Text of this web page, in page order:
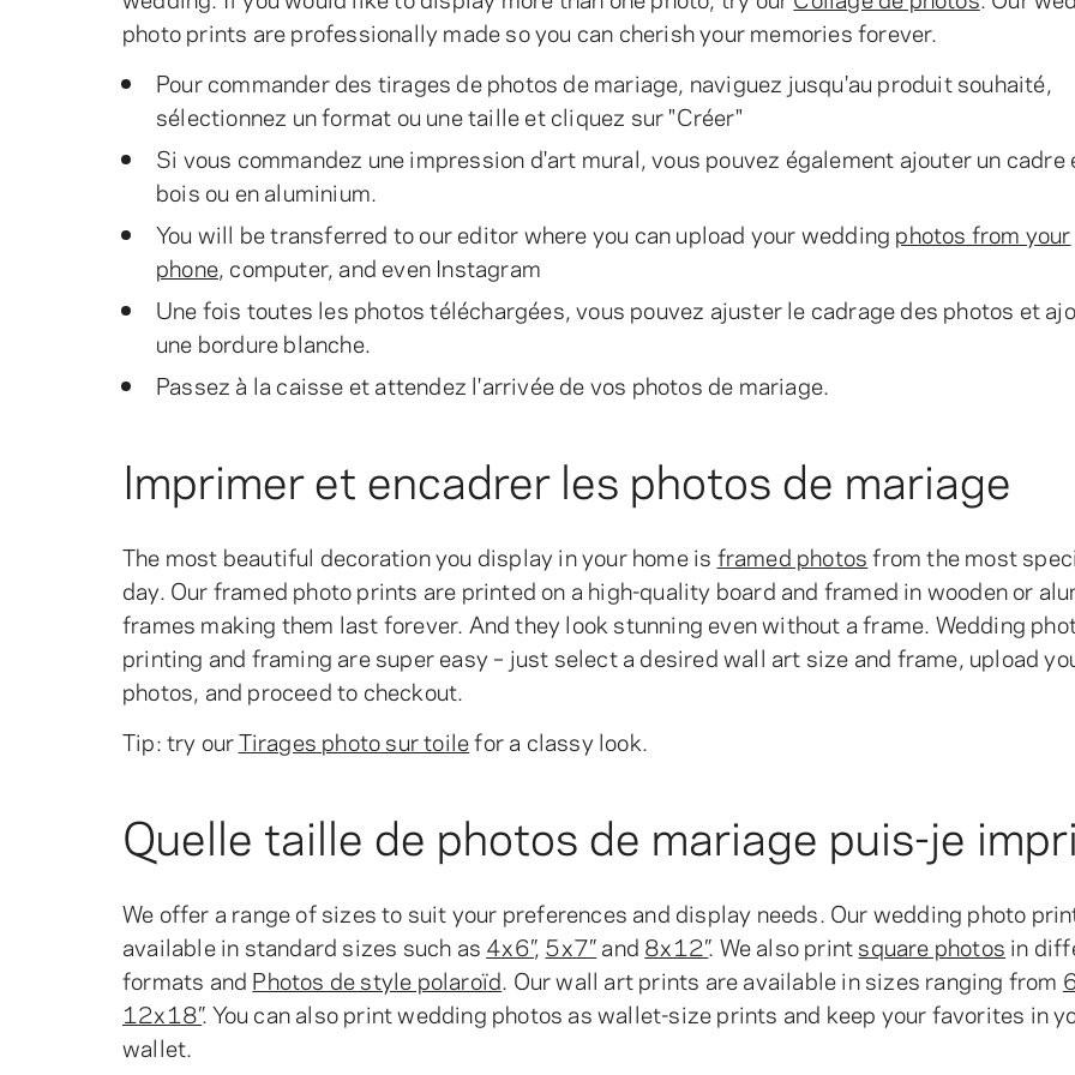
photo prints are professionally made so you can cherish your memories forever.
Pour commander des tirages de photos de mariage, naviguez jusqu'au produit souhaité,
sélectionnez un format ou une taille et cliquez sur "Créer"
Si vous commandez une impression d'art mural, vous pouvez également ajouter un cadre
bois ou en aluminium.
You will be transferred to our editor where you can upload your wedding photos from your
phone, computer, and even Instagram
Une fois toutes les photos téléchargées, vous pouvez ajuster le cadrage des photos et
une bordure blanche.
Passez à la caisse et attendez l'arrivée de vos photos de mariage.
Imprimer et encadrer les photos de mariage
The most beautiful decoration you display in your home is framed photosfrom the most
day. Our framed photo prints are printed on a high-quality board and framed in wooden or
frames making them last forever. And they look stunning even without a frame. Wedding
printing and framing are super easy – just select a desired wall art size and frame, upload
photos, and proceed to checkout.
Tip: try ourTirages photo sur toilefor a classy look.
Quelle taille de photos de mariage puis-je
We offer a range of sizes to suit your preferences and display needs. Our wedding photo
available in standard sizes such as 4x6”, 5x7”and 8x12”. We also printsquare photos in
formats and Photos de style polaroïd. Our wall art prints are available in sizes ranging from
12x18”. You can also print wedding photos as wallet-size prints and keep your favorites in
wallet.